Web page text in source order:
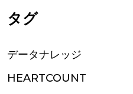
タグ
データナレッジ
HEARTCOUNT